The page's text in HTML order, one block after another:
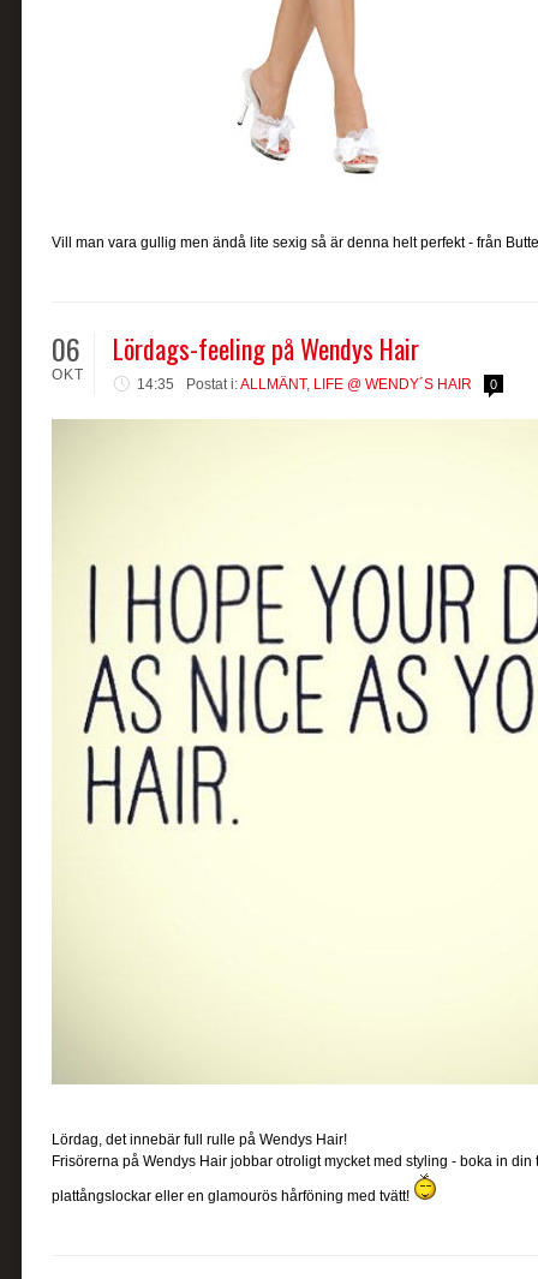
Vill man vara gullig men ändå lite sexig så är denna helt perfekt - från
06
OKT
Lördags-feeling på Wendys Hair
14:35 Postat i:ALLMÄNT, LIFE @ WENDY´S HAIR 0
Lördag, det innebär full rulle på Wendys Hair!
Frisörerna på Wendys Hair jobbar otroligt mycket med styling - boka in din
plattångslockar eller en glamourös hårföning med tvätt!